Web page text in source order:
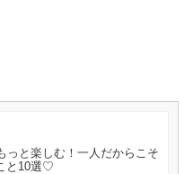
っと楽しむ！一人だからこそ
と10選♡